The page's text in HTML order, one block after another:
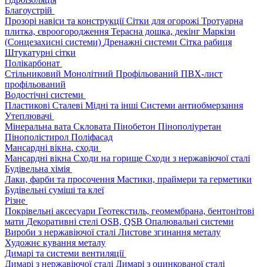
Благоустрій
Прозорі навіси та конструкціїСітки для огорожі Тротуарна
плитка, євроогородження Терасна дошка, декінг Маркізи
(Сонцезахисні системи) Дренажні системи Сітка рабиця
Штукатурні сітки
Полікарбонат
Стільниковий Монолітний Профільований ПВХ-лист
профільований
Водостічні системи
Пластикові Сталеві Мідні та інші Системи антиобмерзання
Утеплювачі
Мінеральна вата Скловата Пінобетон Пінополіуретан
Пінополістирол Поліфасад
Мансардні вікна, сходи
Мансардні вікна Сходи на горище Сходи з нержавіючої сталі
Будівельна хімія
Лаки, фарби та просочення Мастики, праймери та герметики
Будівельні суміші та клеї
Різне
Покрівельні аксесуари Геотекстиль, геомембрана, бентонітові
мати Декоративні стелі OSB, QSB Опалювальні системи
Вироби з нержавіючої сталі Листове згинання металу
Художнє кування металу
Димарі та системи вентиляції
Димарі з нержавіючої сталі Димарі з оцинкованої сталі